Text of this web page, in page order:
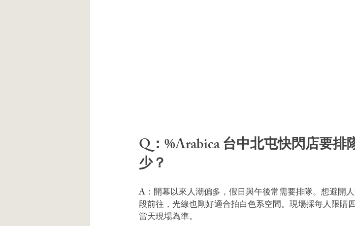
Q：%Arabica 台中北屯快閃店要
少？
A：開幕以來人潮偏多，假日與午後常需要排隊。想避開
段前往，光線也剛好適合拍白色系空間。現場採每人限購
當天現場為準。